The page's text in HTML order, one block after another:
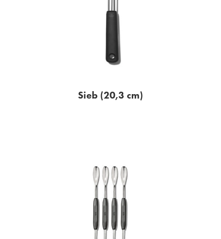
Sieb (20,3 cm)